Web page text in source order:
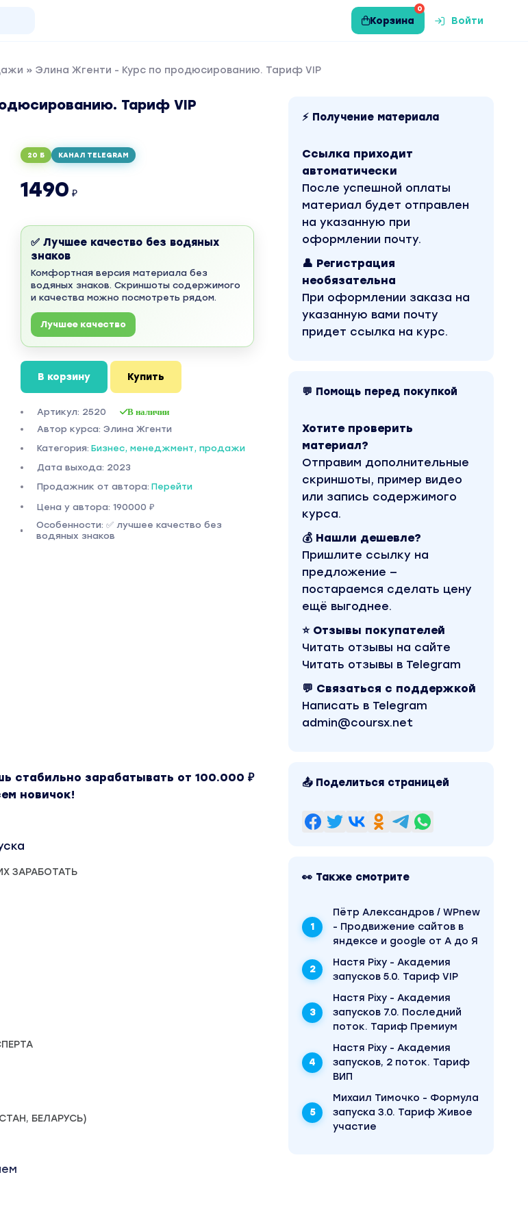
0
Корзина Войти
» Элина Жгенти - Курс по продюсированию. Тариф VIP
Тариф VIP
20 Б КАНАЛ TELEGRAM
1490 ₽
✅ Лучшее качество без водяных
знаков
Комфортная версия материала без
водяных знаков. Скриншоты содержимого
и качества можно посмотреть рядом.
Лучшее качество
В корзину Купить
Артикул: 2520 В наличии
Автор курса: Элина Жгенти
Категория: Бизнес, менеджмент, продажи
Дата выхода: 2023
Продажник от автора: Перейти
Цена у автора: 190000 ₽
Особенности: ✅ лучшее качество без
водяных знаков
стабильно зарабатывать от 100.000 ₽
новичок!
ЗАРАБОТАТЬ
БЕЛАРУСЬ)
⚡ Получение материала
Ссылка приходит
автоматически
После успешной оплаты
материал будет отправлен
на указанную при
оформлении почту.
👤 Регистрация
необязательна
При оформлении заказа на
указанную вами почту
придет ссылка на курс.
💬 Помощь перед покупкой
Хотите проверить
материал?
Отправим дополнительные
скриншоты, пример видео
или запись содержимого
курса.
💰 Нашли дешевле?
Пришлите ссылку на
предложение —
постараемся сделать цену
ещё выгоднее.
⭐ Отзывы покупателей
Читать отзывы на сайте
Читать отзывы в Telegram
💬 Связаться с поддержкой
Написать в Telegram
admin@coursx.net
📤 Поделиться страницей
👀 Также смотрите
Пётр Александров / WPnew
- Продвижение сайтов в
яндексе и google от А до Я
Настя Pixy - Академия
запусков 5.0. Тариф VIP
Настя Pixy - Академия
запусков 7.0. Последний
поток. Тариф Премиум
Настя Pixy - Академия
запусков, 2 поток. Тариф
ВИП
Михаил Тимочко - Формула
запуска 3.0. Тариф Живое
участие